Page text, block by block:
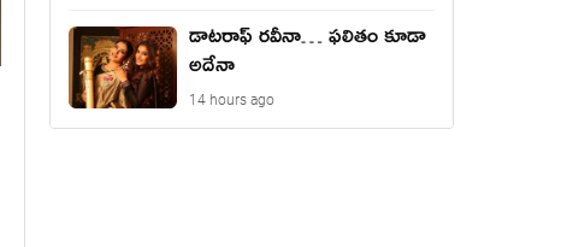
డాటరాఫ్ రవీనా… ఫలితం కూడా
అదేనా
14 hours ago